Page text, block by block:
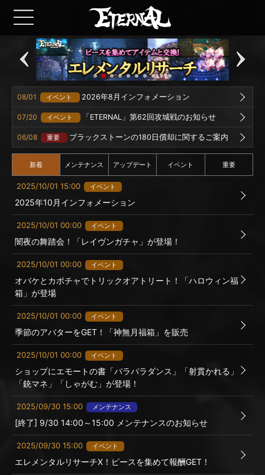
08/01 イベント 2026年8月インフォメーション
07/20 イベント 「ETERNAL」第62回攻城戦のお知らせ
06/08 重要 ブラックストーンの180日償却に関するご案内
新着 メンテナンス アップデート イベント 重要
2025/10/01 15:00 イベント
2025年10月インフォメーション
2025/10/01 00:00 イベント
闇夜の舞踏会！「レイヴンガチャ」が登場！
2025/10/01 00:00 イベント
オバケとカボチャでトリックオアトリート！「ハロウィン福
箱」が登場
2025/10/01 00:00 イベント
季節のアバターをGET！「神無月福箱」を販売
2025/10/01 00:00 イベント
ショップにエモートの書「パラパラダンス」「射貫かれる」
「銃マネ」「しゃがむ」が登場！
2025/09/30 15:00 メンテナンス
[終了] 9/30 14:00～15:00 メンテナンスのお知らせ
2025/09/30 15:00 イベント
エレメンタルリサーチX！ピースを集めて報酬GET！